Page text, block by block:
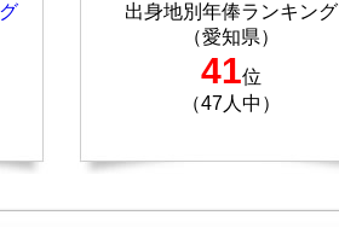
出身地別年俸ランキング
（愛知県）
41位
（47人中）